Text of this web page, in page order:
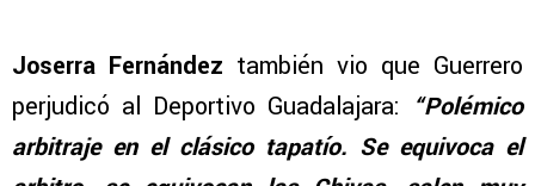
Joserra Fernández también vio que Guerrero
perjudicó al Deportivo Guadalajara: “Polémico
arbitraje en el clásico tapatío. Se equivoca el